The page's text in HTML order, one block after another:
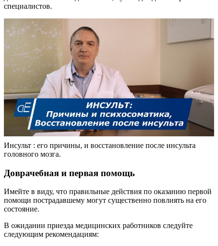
специалистов.
Инсульт : его причины, и восстановление после инсульта
головного мозга.
Доврачебная и первая помощь
Имейте в виду, что правильные действия по оказанию первой
помощи пострадавшему могут существенно повлиять на его
состояние.
В ожидании приезда медицинских работников следуйте
следующим рекомендациям: